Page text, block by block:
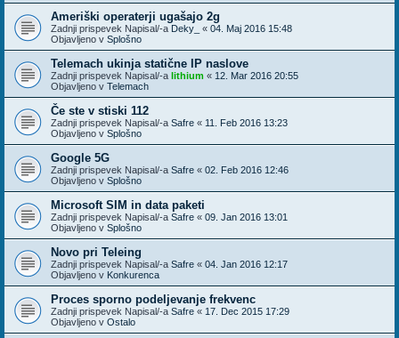
Ameriški operaterji ugašajo 2g
Zadnji prispevek Napisal/-a Deky_ « 04. Maj 2016 15:48
Objavljeno v Splošno
Telemach ukinja statične IP naslove
Zadnji prispevek Napisal/-a lithium « 12. Mar 2016 20:55
Objavljeno v Telemach
Če ste v stiski 112
Zadnji prispevek Napisal/-a Safre « 11. Feb 2016 13:23
Objavljeno v Splošno
Google 5G
Zadnji prispevek Napisal/-a Safre « 02. Feb 2016 12:46
Objavljeno v Splošno
Microsoft SIM in data paketi
Zadnji prispevek Napisal/-a Safre « 09. Jan 2016 13:01
Objavljeno v Splošno
Novo pri Teleing
Zadnji prispevek Napisal/-a Safre « 04. Jan 2016 12:17
Objavljeno v Konkurenca
Proces sporno podeljevanje frekvenc
Zadnji prispevek Napisal/-a Safre « 17. Dec 2015 17:29
Objavljeno v Ostalo